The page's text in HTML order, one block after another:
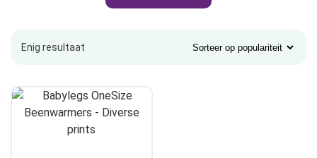
Enig resultaat